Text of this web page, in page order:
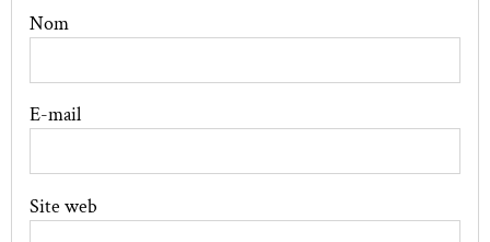
Nom
E-mail
Site web